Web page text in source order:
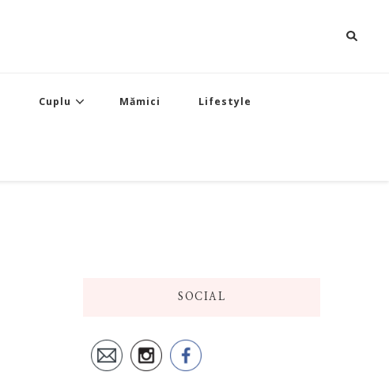
Cuplu Mămici Lifestyle
SOCIAL